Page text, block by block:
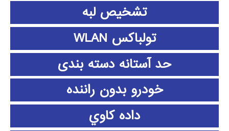
تشخیص لبه
تولباکس WLAN
حد آستانه دسته بندی
خودرو بدون راننده
داده كاوي